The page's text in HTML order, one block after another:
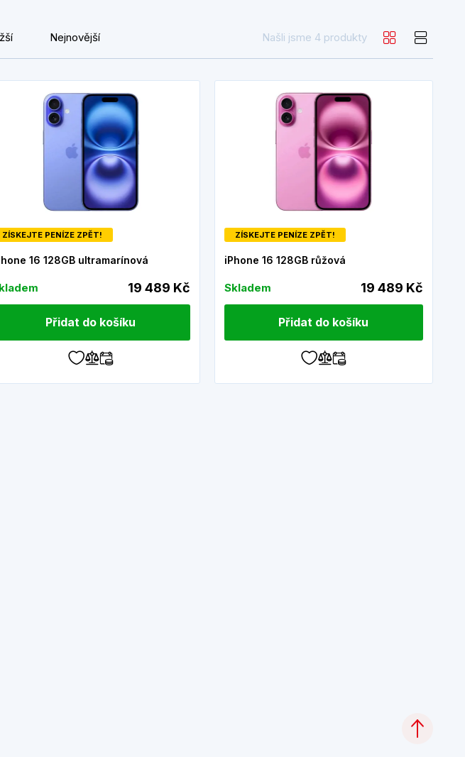
Nejnovější Našli jsme 4 produkty
ZÍSKEJTE PENÍZE ZPĚT!
16 128GB ultramarínová
19 489 Kč
Přidat do košíku
ZÍSKEJTE PENÍZE ZPĚT!
iPhone 16 128GB růžová
Skladem 19 489 Kč
Přidat do košíku